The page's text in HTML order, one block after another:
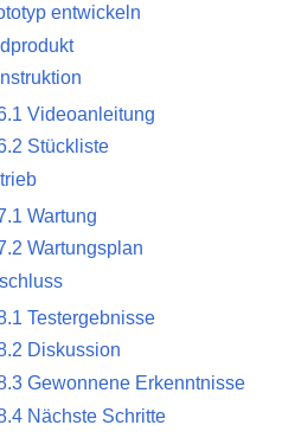
entwickeln
Videoanleitung
Stückliste
Wartung
Wartungsplan
Testergebnisse
Diskussion
Gewonnene Erkenntnisse
Nächste Schritte